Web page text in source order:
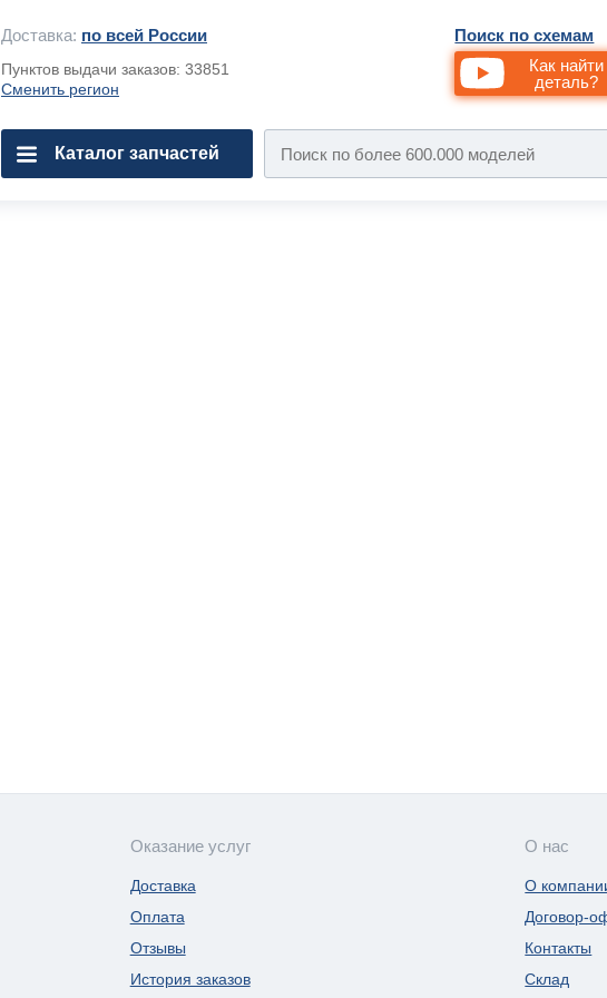
Доставка: по всей России
Пунктов выдачи заказов: 33851
Сменить регион
Поиск по схемам
Как найти
деталь?
Каталог запчастей
Оказание услуг
Доставка
Оплата
Отзывы
История заказов
О нас
О
Договор-
Контакты
Склад